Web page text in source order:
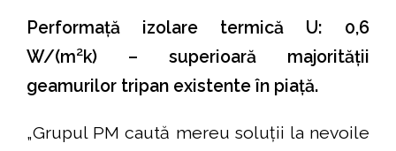
Performață izolare termică U: 0,6
W/(m²k) – superioară majorității
geamurilor tripan existente în piață.
„Grupul PM caută mereu soluții la nevoile